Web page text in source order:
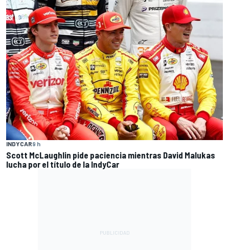
INDYCAR9 h
Scott McLaughlin pide paciencia mientras David Malukas
lucha por el título de la IndyCar